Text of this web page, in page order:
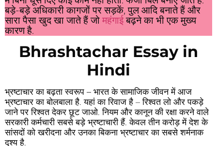
बड़े-बड़े अधिकारी कागजों पर सड़कें, पुल आदि बनाते हैं और
सारा पैसा खुद खा जाते हैं जो महंगाईबढ़ने का भी एक मुख्य
कारण है.
Bhrashtachar Essay in
Hindi
भ्रष्टाचार का बढ़ता स्वरूप – भारत के सामाजिक जीवन में आज
भ्रष्टाचार का बोलबाला है. यहां का रिवाज है – रिश्वत लो और पकड़े
जाने पर रिश्वत देकर छूट जाओ. नियम और कानून की रक्षा करने वाले
सरकारी कर्मचारी सबसे बड़े भ्रष्टाचारी हैं. केवल तीन करोड़ में देश के
सांसदों को खरीदना और उनका बिकना भ्रष्टाचार का सबसे शर्मनाक
दृश्य है.